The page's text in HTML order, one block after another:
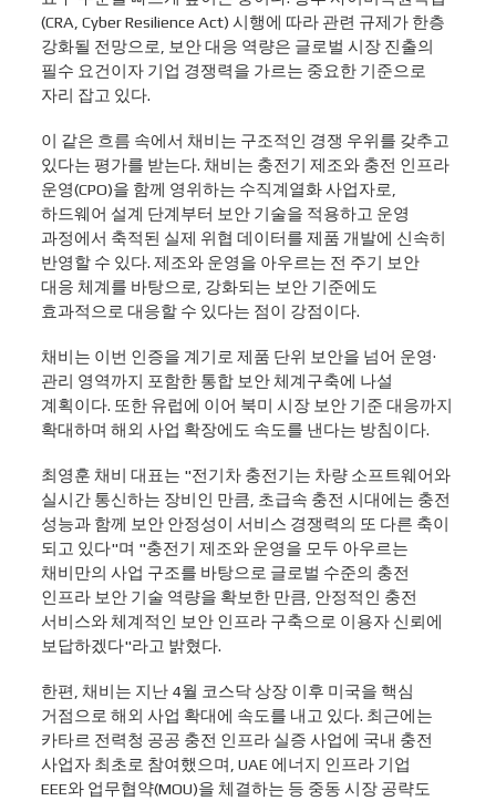
(CRA, Cyber Resilience Act) 시행에 따라 관련 규제가 한층
강화될 전망으로, 보안 대응 역량은 글로벌 시장 진출의
필수 요건이자 기업 경쟁력을 가르는 중요한 기준으로
자리 잡고 있다.
이 같은 흐름 속에서 채비는 구조적인 경쟁 우위를 갖추고
있다는 평가를 받는다. 채비는 충전기 제조와 충전 인프라
운영(CPO)을 함께 영위하는 수직계열화 사업자로,
하드웨어 설계 단계부터 보안 기술을 적용하고 운영
과정에서 축적된 실제 위협 데이터를 제품 개발에 신속히
반영할 수 있다. 제조와 운영을 아우르는 전 주기 보안
대응 체계를 바탕으로, 강화되는 보안 기준에도
효과적으로 대응할 수 있다는 점이 강점이다.
채비는 이번 인증을 계기로 제품 단위 보안을 넘어 운영·
관리 영역까지 포함한 통합 보안 체계구축에 나설
계획이다. 또한 유럽에 이어 북미 시장 보안 기준 대응까지
확대하며 해외 사업 확장에도 속도를 낸다는 방침이다.
최영훈 채비 대표는 "전기차 충전기는 차량 소프트웨어와
실시간 통신하는 장비인 만큼, 초급속 충전 시대에는 충전
성능과 함께 보안 안정성이 서비스 경쟁력의 또 다른 축이
되고 있다"며 "충전기 제조와 운영을 모두 아우르는
채비만의 사업 구조를 바탕으로 글로벌 수준의 충전
인프라 보안 기술 역량을 확보한 만큼, 안정적인 충전
서비스와 체계적인 보안 인프라 구축으로 이용자 신뢰에
보답하겠다"라고 밝혔다.
한편, 채비는 지난 4월 코스닥 상장 이후 미국을 핵심
거점으로 해외 사업 확대에 속도를 내고 있다. 최근에는
카타르 전력청 공공 충전 인프라 실증 사업에 국내 충전
사업자 최초로 참여했으며, UAE 에너지 인프라 기업
EEE와 업무협약(MOU)을 체결하는 등 중동 시장 공략도